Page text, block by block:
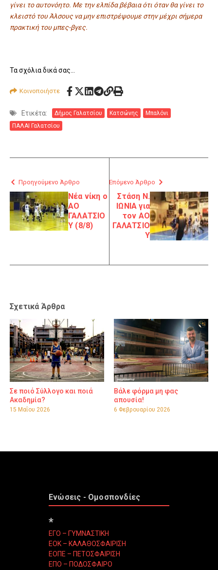
γίνει το αυτονόητο. Με την ελπίδα βέβαια ότι όταν θα γίνει το
κλειστό του Άλσους να μην επιστρέψουμε στην μέχρι σήμερα
πρακτική του μπες-βγες.
Τα σχόλια δικά σας…
Κοινοποιήστε
Ετικέτα: Δήμος Γαλατσίου Κατσώνης
Μπαλόνι
ΠΑΛΑΙ Γαλατσίου
Προηγούμενο Άρθρο
Νέα νίκη ο
ΑΟ
ΓΑΛΑΤΣΙΟ
Υ (8/8)
Επόμενο Άρθρο
Στάση Ν.
ΙΩΝΙΑ για
τον ΑΟ
ΓΑΛΑΤΣΙΟ
Υ
Σχετικά Άρθρα
Σε ποιό Σύλλογο και ποιά
Ακαδημία?
15 Μαΐου 2026
Βάλε φόρμα μη φας
απουσία!
6 Φεβρουαρίου 2026
Ενώσεις - Ομοσπονδίες
*
ΕΓΟ – ΓΥΜΝΑΣΤΙΚΗ
ΕΟΚ – ΚΑΛΑΘΟΣΦΑΙΡΙΣΗ
ΕΟΠΕ – ΠΕΤΟΣΦΑΙΡΙΣΗ
ΕΠΟ – ΠΟΔΟΣΦΑΙΡΟ